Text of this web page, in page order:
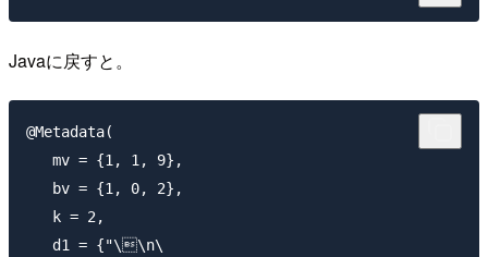
Javaに戻すと。
@Metadata(
   mv = {1, 1, 9},
   bv = {1, 0, 2},
   k = 2,
   d1 = {"\\n\